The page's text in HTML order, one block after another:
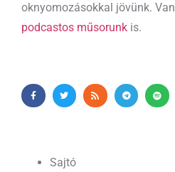
oknyomozásokkal jövünk. Van
podcastos műsorunk is.
Sajtó